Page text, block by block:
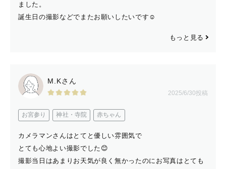
ました。
誕生日の撮影などでまたお願いしたいです☺︎
もっと見る
M.Kさん
2025/6/30投稿
お宮参り 神社・寺院 赤ちゃん
カメラマンさんはとてと優しい雰囲気で
とても心地よい撮影でした😊
撮影当日はあまりお天気が良く無かったのにお写真はとても